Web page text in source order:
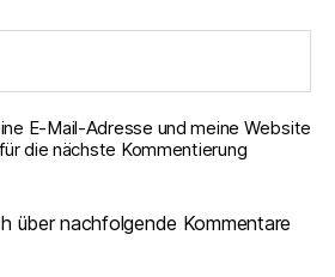
E-Mail-Adresse und meine Website
die nächste Kommentierung
über nachfolgende Kommentare